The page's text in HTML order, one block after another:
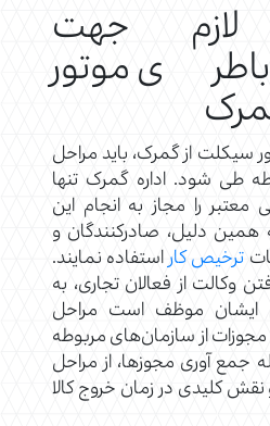
لازم جهت
موتور
سیکلت از گمرک، باید مراحل
طی شود. اداره گمرک تنها
معتبر را مجاز به انجام این
همین دلیل، صادرکنندگان و
ترخیص کاراستفاده نمایند.
وکالت از فعالان تجاری، به
ایشان موظف است مراحل
مجوزات از سازمان‌های مربوطه
جمع آوری مجوزها، از مراحل
کلیدی در زمان خروج کالا